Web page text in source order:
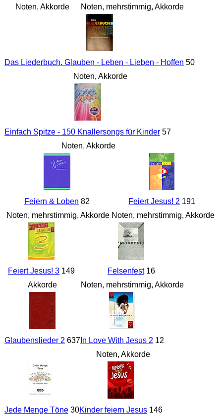
Noten, Akkorde
Noten, mehrstimmig, Akkorde
Das Liederbuch. Glauben - Leben - Lieben - Hoffen 50
Noten, Akkorde
Einfach Spitze - 150 Knallersongs für Kinder57
Noten, Akkorde
Feiern & Loben 82
Noten, mehrstimmig, Akkorde
Feiert Jesus! 2 191
Noten, mehrstimmig, Akkorde
Feiert Jesus! 3 149
Akkorde
Felsenfest16
Noten, mehrstimmig, Akkorde
Glaubenslieder 2 637In Love With Jesus 2 12
Noten, Akkorde
Jede Menge Töne30Kinder feiern Jesus146